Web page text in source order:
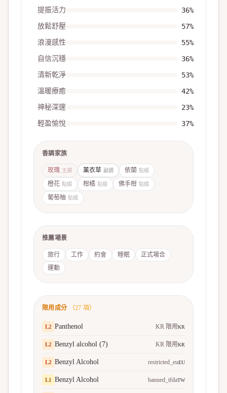
提振活力 36%
放鬆舒壓 57%
浪漫感性 55%
自信沉穩 36%
清新乾淨 53%
溫暖療癒 42%
神秘深邃 23%
輕盈愉悅 37%
香調家族
玫瑰 主調 薰衣草 副調 依蘭 點綴
橙花 點綴 柑橘 點綴 佛手柑 點綴
葡萄柚 點綴
推薦場景
旅行 工作 約會 睡眠
正式場合
運動
限用成分 （27 項）
L2 Panthenol KR 限用KR
L2 Benzyl alcohol (7) KR 限用KR
L2 Benzyl Alcohol restricted_euEU
L1 Benzyl Alcohol banned_tfdaTW